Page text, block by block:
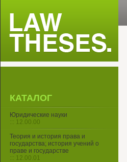
КАТАЛОГ
Юридические науки
::: 12.00.00
Теория и история права и
государства; история учений о
праве и государстве
::: 12.00.01